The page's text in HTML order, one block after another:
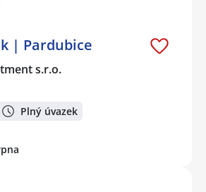
| Pardubice
s.r.o.
Plný úvazek